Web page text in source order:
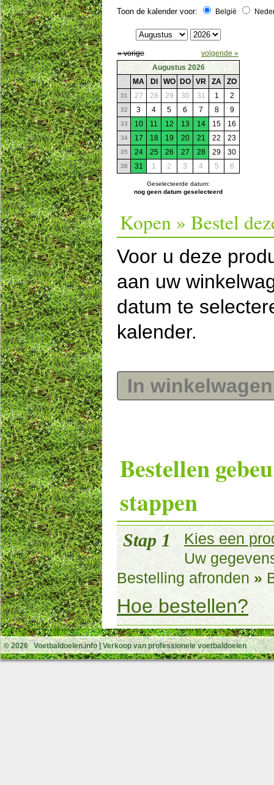
Toon de kalender voor: België
« vorige
volgende »
Augustus 2026
MA
DI WO DO VR ZA ZO
31 27 28 29 30 31 1 2
32 3 4 5 6 7 8 9
33 10 11 12 13 14 15 16
34 17 18 19 20 21 22 23
35 24 25 26 27 28 29 30
36 31 1 2 3 4 5 6
Geselecteerde datum:
nog geen datum geselecteerd
Kopen » Bestel
Voor u deze
aan uw
datum te
kalender.
In
Bestellen
stappen
Stap 1
Kies een
Uw
Bestelling afronden »
Hoe bestellen?
© 2026Voetbaldoelen.info| Verkoop van professionele voetbaldoelen